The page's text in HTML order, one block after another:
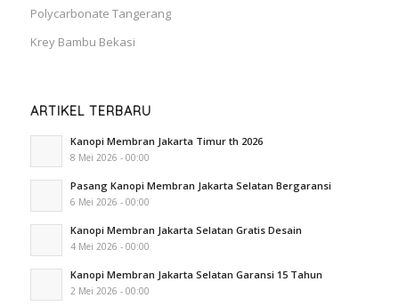
Polycarbonate Tangerang
Krey Bambu Bekasi
ARTIKEL TERBARU
Kanopi Membran Jakarta Timur th 2026
8 Mei 2026 - 00:00
Pasang Kanopi Membran Jakarta Selatan Bergaransi
6 Mei 2026 - 00:00
Kanopi Membran Jakarta Selatan Gratis Desain
4 Mei 2026 - 00:00
Kanopi Membran Jakarta Selatan Garansi 15 Tahun
2 Mei 2026 - 00:00